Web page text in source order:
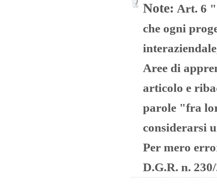
Note: Art. 6
che ogni
Aree di
articolo e
parole "fra
considerarsi
Per mero
D.G.R. n.